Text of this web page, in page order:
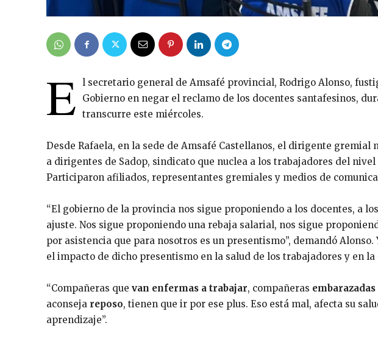
E l secretario general de Amsafé provincial, Rodrigo Alonso,
Gobierno en negar el reclamo de los docentes santafesinos,
transcurre este miércoles.
Desde Rafaela, en la sede de Amsafé Castellanos, el dirigente gremial
a dirigentes de Sadop, sindicato que nuclea a los trabajadores del
Participaron afiliados, representantes gremiales y medios de
“El gobierno de la provincia nos sigue proponiendo a los docentes, a
ajuste. Nos sigue proponiendo una rebaja salarial, nos sigue
por asistencia que para nosotros es un presentismo”, demandó
el impacto de dicho presentismo en la salud de los trabajadores y en
“Compañeras que van enfermas a trabajar, compañeras embarazadas
aconseja reposo, tienen que ir por ese plus. Eso está mal, afecta su
aprendizaje”.